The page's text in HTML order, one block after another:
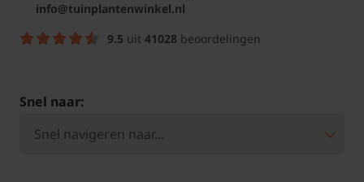
info@tuinplantenwinkel.nl
9.5 uit 41028 beoordelingen
Snel naar: